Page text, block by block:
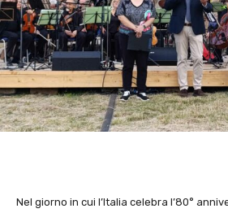
Nel giorno in cui l’Italia celebra l’80°